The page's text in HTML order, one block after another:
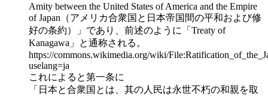
Amity between the United States of America and the Empire
of Japan（アメリカ合衆国と日本帝国間の平和および修
好の条約）」であり、前述のように「Treaty of
Kanagawa」と通称される。
https://commons.wikimedia.org/wiki/
uselang=ja
これによると第一条に
「日本と合衆国とは、其の人民は永世不朽の和親を取